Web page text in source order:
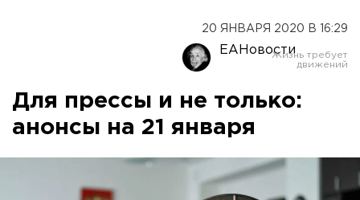
20 ЯНВАРЯ 2020 В 16:29
ЕАНовости
Для прессы и не только:
анонсы на 21 января